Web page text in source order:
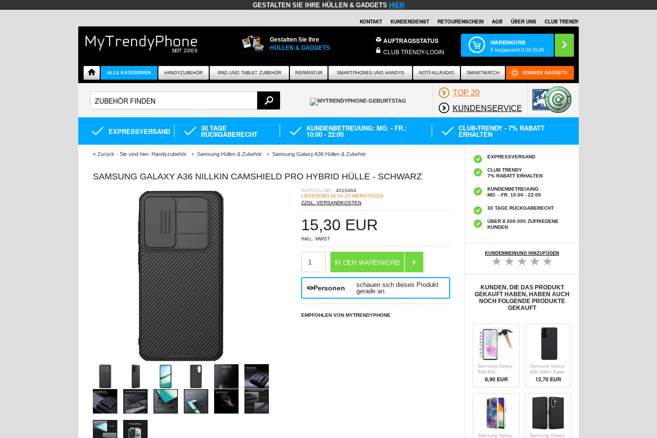
GESTALTEN SIE IHRE HÜLLEN & GADGETS HIER
KONTAKT KUNDENDIENST RETOURENSCHEIN AGB ÜBER UNS CLUB TRENDY
Gestalten Sie Ihre
HÜLLEN & GADGETS
AUFTRAGSSTATUS
CLUB TRENDY-LOGIN
WARENKORB
0 Insgesamt0,00 EUR
ALLE KATEGORIEN HANDYZUBEHÖR IPAD UND TABLET ZUBEHÖR REPARATUR SMARTPHONES UND HANDYS NOTFALLRADIO SMARTWATCH SOMMER GADGETS
TOP 20
KUNDENSERVICE
EXPRESSVERSAND 30 TAGE
RÜCKGABERECHT
KUNDENBETREUUNG: MO. - FR.:
10:00 - 22:00
CLUB-TRENDY - 7% RABATT
ERHALTEN
« Zurück - Sie sind hier: Handyzubehör Samsung Hüllen & Zubehör Samsung Galaxy A36 Hüllen & Zubehör
SAMSUNG GALAXY A36 NILLKIN CAMSHIELD PRO HYBRID HÜLLE - SCHWARZ
ARTIKEL-NR.: 4010464
LIEFERUNG IN 20-25 WERKTAGEN
ZZGL. VERSANDKOSTEN
15,30 EUR
INKL. MWST
Personen
schauen sich dieses Produkt
gerade an.
EMPFOHLEN VON MYTRENDYPHONE
EXPRESSVERSAND
CLUB TRENDY
7% RABATT ERHALTEN
KUNDENBETREUUNG
MO. - FR. 10:00 - 22:00
30 TAGE RÜCKGABERECHT
ÜBER 8.000.000 ZUFRIEDENE
KUNDEN
KUNDENMEINUNG HINZUFÜGEN
KUNDEN, DIE DAS PRODUKT
GEKAUFT HABEN, HABEN AUCH
NOCH FOLGENDE PRODUKTE
GEKAUFT
Samsung Galaxy
A36/A56
Panzerglas - 9H -
Case Friendly -
Durchsichtig
8,90 EUR
Samsung Galaxy
A56 Nillkin Super
Frosted Shield
Pro Hybrid Hülle
- Schwarz
12,70EUR
Samsung Galaxy
Samsung Galaxy